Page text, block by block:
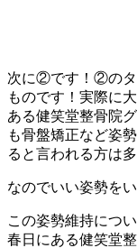
次に②です！②のタ
ものです！実際に
ある健笑堂整骨院
も骨盤矯正など姿
ると言われる方は
なのでいい姿勢を
この姿勢維持につ
春日にある健笑堂